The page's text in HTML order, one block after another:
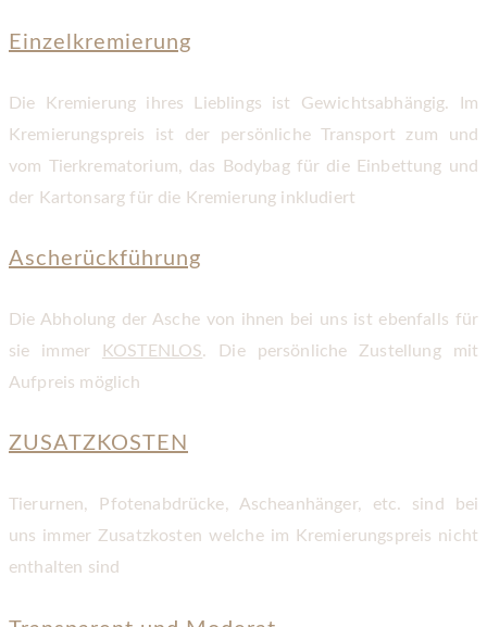
Einzelkremierung
Die Kremierung ihres Lieblings ist Gewichtsabhängig. Im
Kremierungspreis ist der persönliche Transport zum und
vom Tierkrematorium, das Bodybag für die Einbettung und
der Kartonsarg für die Kremierung inkludiert
Ascherückführung
Die Abholung der Asche von ihnen bei uns ist ebenfalls für
sie immer
KOSTENLOS. Die persönliche Zustellung mit
Aufpreis möglich
ZUSATZKOSTEN
Tierurnen, Pfotenabdrücke, Ascheanhänger, etc. sind bei
uns immer Zusatzkosten welche im Kremierungspreis nicht
enthalten sind